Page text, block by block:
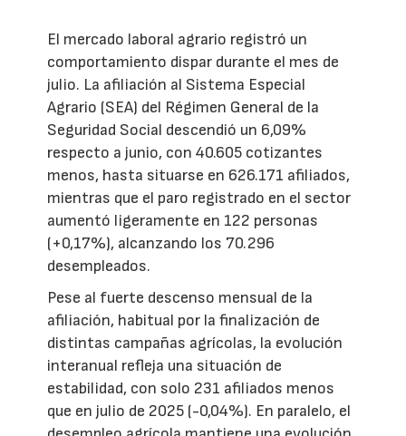
El mercado laboral agrario registró un
comportamiento dispar durante el mes de
julio. La afiliación al Sistema Especial
Agrario (SEA) del Régimen General de la
Seguridad Social descendió un 6,09%
respecto a junio, con 40.605 cotizantes
menos, hasta situarse en 626.171 afiliados,
mientras que el paro registrado en el sector
aumentó ligeramente en 122 personas
(+0,17%), alcanzando los 70.296
desempleados.
Pese al fuerte descenso mensual de la
afiliación, habitual por la finalización de
distintas campañas agrícolas, la evolución
interanual refleja una situación de
estabilidad, con solo 231 afiliados menos
que en julio de 2025 (-0,04%). En paralelo, el